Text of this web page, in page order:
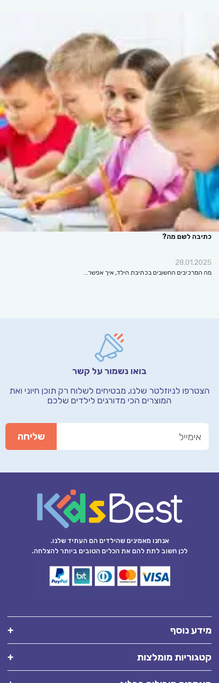
כתיבה לשם מה?
28.01.2025
מה המרכיבים החשובים בכתיבת הילד, איך אפשר…
בואו נשמור על קשר
הצטרפו לניוזלטר שלנו, מבטיחים לשלוח רק תוכן חיוני ואת
המוצרים הכי מדורגים לילדים שלכם
אנחנו מאמינים שהילדים הם העתיד שלנו.
לכן חשוב לתת להם את הכלים הטובים ביותר להצלחה.
מידע נוסף
קטגוריות מומלצות